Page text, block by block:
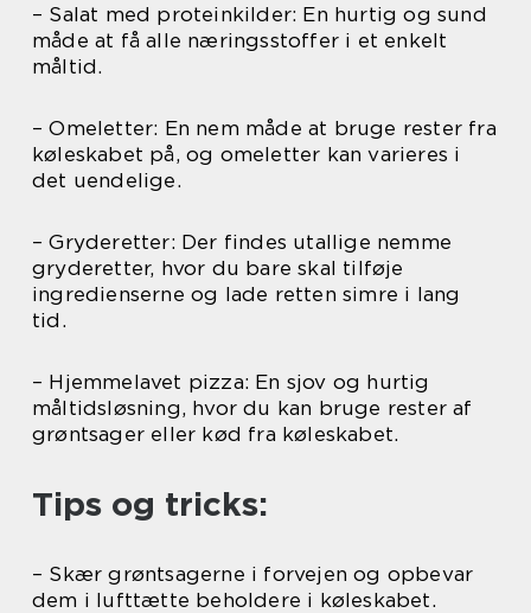
– Salat med proteinkilder: En hurtig og sund
måde at få alle næringsstoffer i et enkelt
måltid.
– Omeletter: En nem måde at bruge rester fra
køleskabet på, og omeletter kan varieres i
det uendelige.
– Gryderetter: Der findes utallige nemme
gryderetter, hvor du bare skal tilføje
ingredienserne og lade retten simre i lang
tid.
– Hjemmelavet pizza: En sjov og hurtig
måltidsløsning, hvor du kan bruge rester af
grøntsager eller kød fra køleskabet.
Tips og tricks:
– Skær grøntsagerne i forvejen og opbevar
dem i lufttætte beholdere i køleskabet.